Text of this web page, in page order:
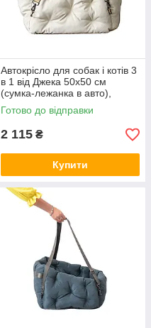
Автокрісло для собак і котів 3
в 1 від Джека 50х50 см
(сумка-лежанка в авто),
бежева
Готово до відправки
2 115 ₴
Купити